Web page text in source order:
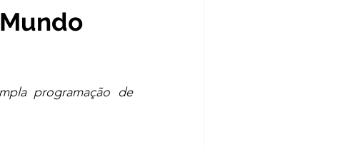
programação de